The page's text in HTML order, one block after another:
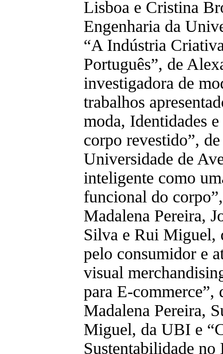
Lisboa e Cristina
Engenharia da
“A Indústria
Português”, de
investigadora de
trabalhos
moda, Identidades
corpo revestido”,
Universidade de
inteligente como
funcional do
Madalena Pereira,
Silva e Rui Miguel,
pelo consumidor e
visual
para E-commerce”,
Madalena Pereira,
Miguel, da UBI e
Sustentabilidade